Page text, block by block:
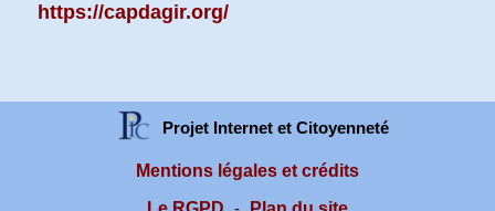
https://capdagir.org/
Projet Internet et Citoyenneté
Mentions légales et crédits